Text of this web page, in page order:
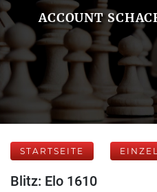
ACCOUNT
STARTSEITE
Blitz: Elo 1610